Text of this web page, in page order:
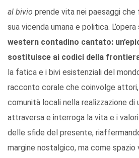
al bivio prende vita nei paesaggi
sua vicenda umana e politica.
western contadino cantato:
sostituisce ai codici della
la fatica e i bivi esistenziali del
racconto corale che coinvolge
comunità locali nella realizzazione di
attraversa e interroga la vita e i
delle sfide del presente,
margine nostalgico, ma come spazio